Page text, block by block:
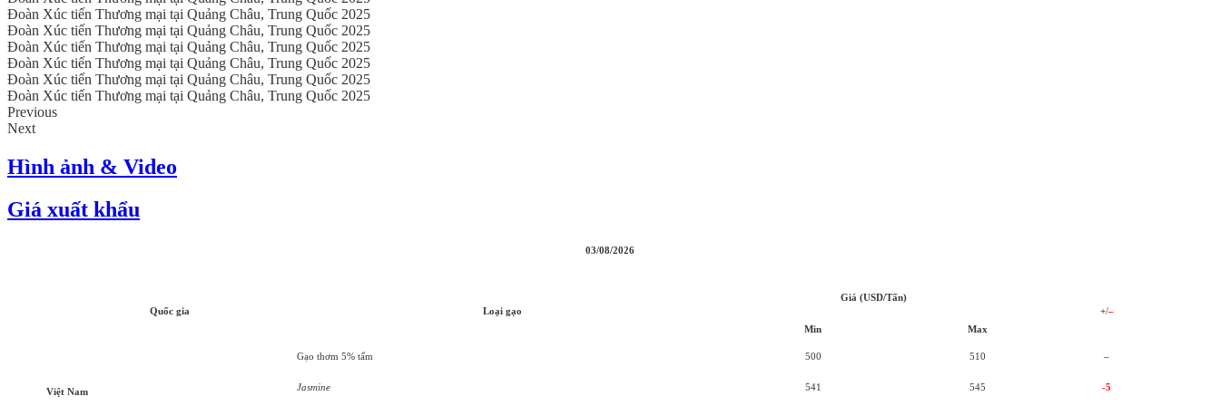
Đoàn Xúc tiến Thương mại tại Quảng Châu, Trung Quốc 2025
Đoàn Xúc tiến Thương mại tại Quảng Châu, Trung Quốc 2025
Đoàn Xúc tiến Thương mại tại Quảng Châu, Trung Quốc 2025
Đoàn Xúc tiến Thương mại tại Quảng Châu, Trung Quốc 2025
Đoàn Xúc tiến Thương mại tại Quảng Châu, Trung Quốc 2025
Đoàn Xúc tiến Thương mại tại Quảng Châu, Trung Quốc 2025
Previous
Next
Hình ảnh & Video
Giá xuất khẩu
03/08/2026
Quốc gia Loại gạo
Giá (USD/Tấn)
+/–
Min
Max
Việt Nam
Gạo thơm 5% tấm 500 510 –
Jasmine 541 545 -5